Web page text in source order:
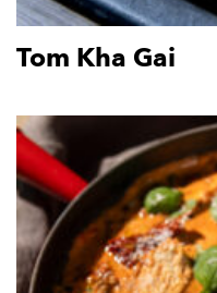
Tom Kha Gai